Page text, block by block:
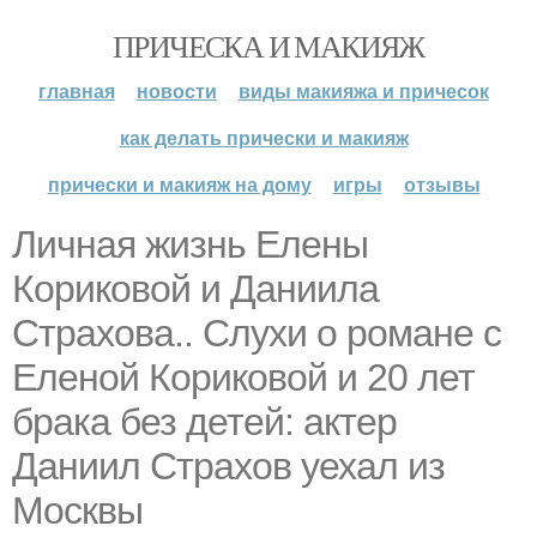
ПРИЧЕСКА И МАКИЯЖ
главная новости
виды макияжа и причесок
как делать прически и макияж
прически и макияж на дому
игры отзывы
Личная жизнь Елены
Кориковой и Даниила
Страхова.. Слухи о романе с
Еленой Кориковой и 20 лет
брака без детей: актер
Даниил Страхов уехал из
Москвы